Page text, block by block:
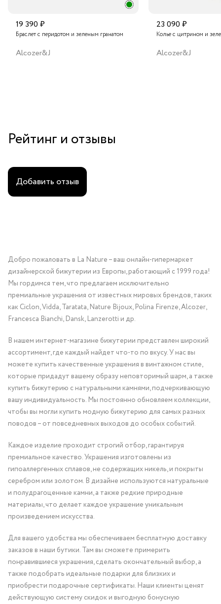
19 390 ₽
Браслет с перидотом и зеленым гранатом
Alcozer&J
23 090 ₽
Колье с цитрином и
Alcozer&J
Рейтинг и отзывы
Добавить отзыв
Добро пожаловать в La Nature – ваш онлайн-гипермаркет
дизайнерской бижутерии из Европы, работающий с 1999 года!
Мы гордимся тем, что предлагаем исключительно
премиальные украшения от известных мировых брендов, таких
как Ciclon, Vidda, Taratata, Nature Bijoux, Polina Firenze, Alcozer,
Francesca Bianchi, Dansk, Lanzerotti и др.
В нашем интернет-магазине бижутерии представлен широкий
ассортимент, где каждый найдет что-то по вкусу. У нас вы
можете купить качественные украшения в винтажном стиле,
которые придадут вашему образу неповторимый шарм, а также
купить бижутерию с натуральными камнями, подчеркивающую
вашу индивидуальность. Мы постоянно обновляем коллекции,
чтобы вы могли купить модную бижутерию для самых разных
поводов – от повседневных выходов до особых событий.
Каждое изделие проходит строгий отбор, гарантируя
премиальное качество. Украшения изготовлены из
гипоаллергенных сплавов, не содержащих никель, и покрыты
серебром или золотом. В дизайне используются натуральные
и полудрагоценные камни, а также редкие природные
материалы, что делает каждое украшение уникальным
произведением искусства.
Для вашего удобства мы обеспечиваем бесплатную доставку
заказов в наши бутики. Там вы сможете примерить
понравившиеся украшения, сделать окончательный выбор, а
также подобрать идеальные подарки для близких и
приобрести подарочные сертификаты. Наши клиенты ценят
действующую систему скидок и выгодную бонусную